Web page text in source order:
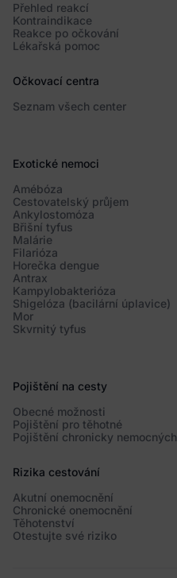
Přehled reakcí
Kontraindikace
Reakce po očkování
Lékařská pomoc
Očkovací centra
Seznam všech center
Exotické nemoci
Amébóza
Cestovatelský průjem
Ankylostomóza
Břišní tyfus
Malárie
Filarióza
Horečka dengue
Antrax
Kampylobakterióza
Shigelóza (bacilární úplavice)
Mor
Skvrnitý tyfus
Pojištění na cesty
Obecné možnosti
Pojištění pro těhotné
Pojištění chronicky nemocných
Rizika cestování
Akutní onemocnění
Chronické onemocnění
Těhotenství
Otestujte své riziko